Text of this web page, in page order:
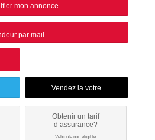
mon annonce
par mail
Obtenir un tarif
d’assurance?
Véhicule non éligible.